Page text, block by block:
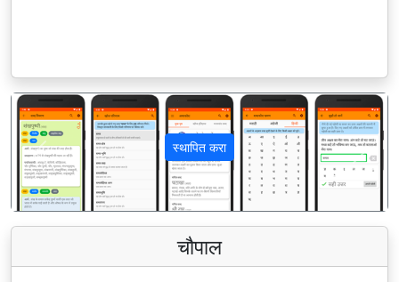
स्थापित करा
पिछला अगला
चौपाल